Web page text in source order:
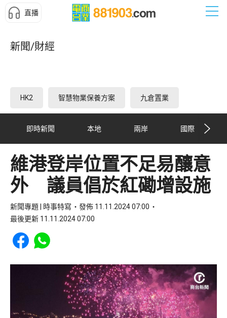
直播
新聞/財經
HK2 智慧物業保養方案 九倉置業
即時新聞 本地 兩岸 國際
維港登岸位置不足易釀意
外 議員倡於紅磡增設施
新聞專題 | 時事特寫
發佈 11.11.2024 07:00
最後更新 11.11.2024 07:00
Share to Facebook
Share to WhatsApp